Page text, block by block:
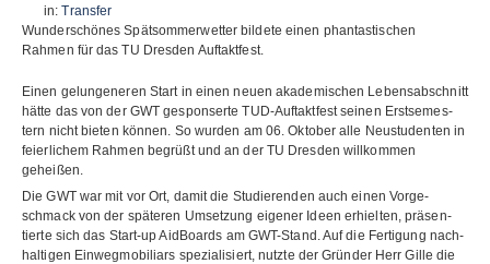
in: Transfer
Wunderschönes Spätsommerwetter bildete einen phantastischen
Rahmen für das TU Dresden Auftaktfest.
Einen gelun­ge­ne­ren Start in einen neuen aka­de­mi­schen Lebens­ab­schnitt
hätte das von der GWT gespon­serte TUD-Auf­takt­fest sei­nen Erst­se­mes­
tern nicht bie­ten kön­nen. So wur­den am 06. Okto­ber alle Neu­stu­den­ten in
fei­er­li­chem Rah­men begrüßt und an der TU Dres­den will­kom­men
geheißen.
Die GWT war mit vor Ort, damit die Stu­die­ren­den auch einen Vor­ge­
schmack von der spä­te­ren Umset­zung eige­ner Ideen erhiel­ten, prä­sen­
tierte sich das Start-up Aid­Boards am GWT-Stand. Auf die Fer­ti­gung nach­
hal­ti­gen Ein­weg­mo­bi­li­ars spe­zia­li­siert, nutzte der Grün­der Herr Gille die